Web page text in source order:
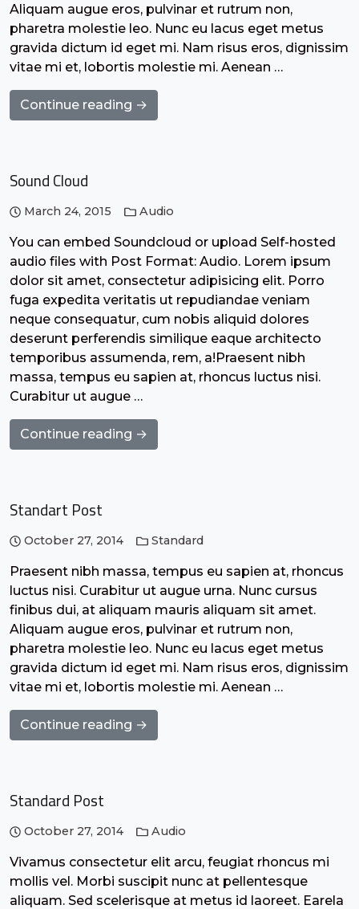
Aliquam augue eros, pulvinar et rutrum non,
pharetra molestie leo. Nunc eu lacus eget metus
gravida dictum id eget mi. Nam risus eros, dignissim
vitae mi et, lobortis molestie mi. Aenean …
Continue reading →
Sound Cloud
March 24, 2015 Audio
You can embed Soundcloud or upload Self-hosted
audio files with Post Format: Audio. Lorem ipsum
dolor sit amet, consectetur adipisicing elit. Porro
fuga expedita veritatis ut repudiandae veniam
neque consequatur, cum nobis aliquid dolores
deserunt perferendis similique eaque architecto
temporibus assumenda, rem, a!Praesent nibh
massa, tempus eu sapien at, rhoncus luctus nisi.
Curabitur ut augue …
Continue reading →
Standart Post
October 27, 2014 Standard
Praesent nibh massa, tempus eu sapien at, rhoncus
luctus nisi. Curabitur ut augue urna. Nunc cursus
finibus dui, at aliquam mauris aliquam sit amet.
Aliquam augue eros, pulvinar et rutrum non,
pharetra molestie leo. Nunc eu lacus eget metus
gravida dictum id eget mi. Nam risus eros, dignissim
vitae mi et, lobortis molestie mi. Aenean …
Continue reading →
Standard Post
October 27, 2014 Audio
Vivamus consectetur elit arcu, feugiat rhoncus mi
mollis vel. Morbi suscipit nunc at pellentesque
aliquam. Sed scelerisque at metus id laoreet. Earela